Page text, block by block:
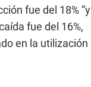
fue del 18% “y
fue del 16%,
en la utilización